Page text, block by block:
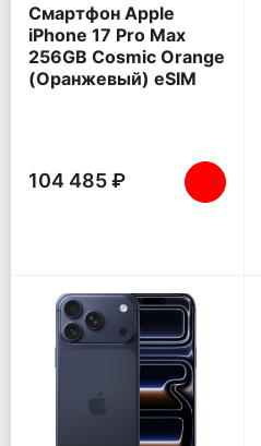
Смартфон Apple
iPhone 17 Pro Max
256GB Cosmic Orange
(Оранжевый) eSIM
104 485 ₽